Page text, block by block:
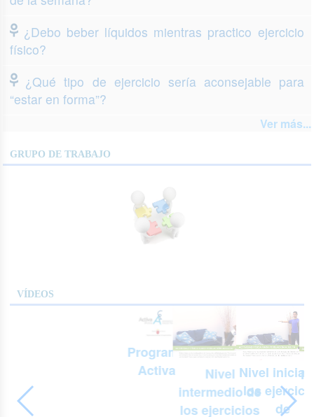
¿Debo beber líquidos mientras practico ejercicio
físico?
¿Qué tipo de ejercicio sería aconsejable para
“estar en forma”?
Ver más...
GRUPO DE TRABAJO
VÍDEOS
Programa
Activa
Nivel
intermedio de
los ejercicios
Nivel inicial
los
de